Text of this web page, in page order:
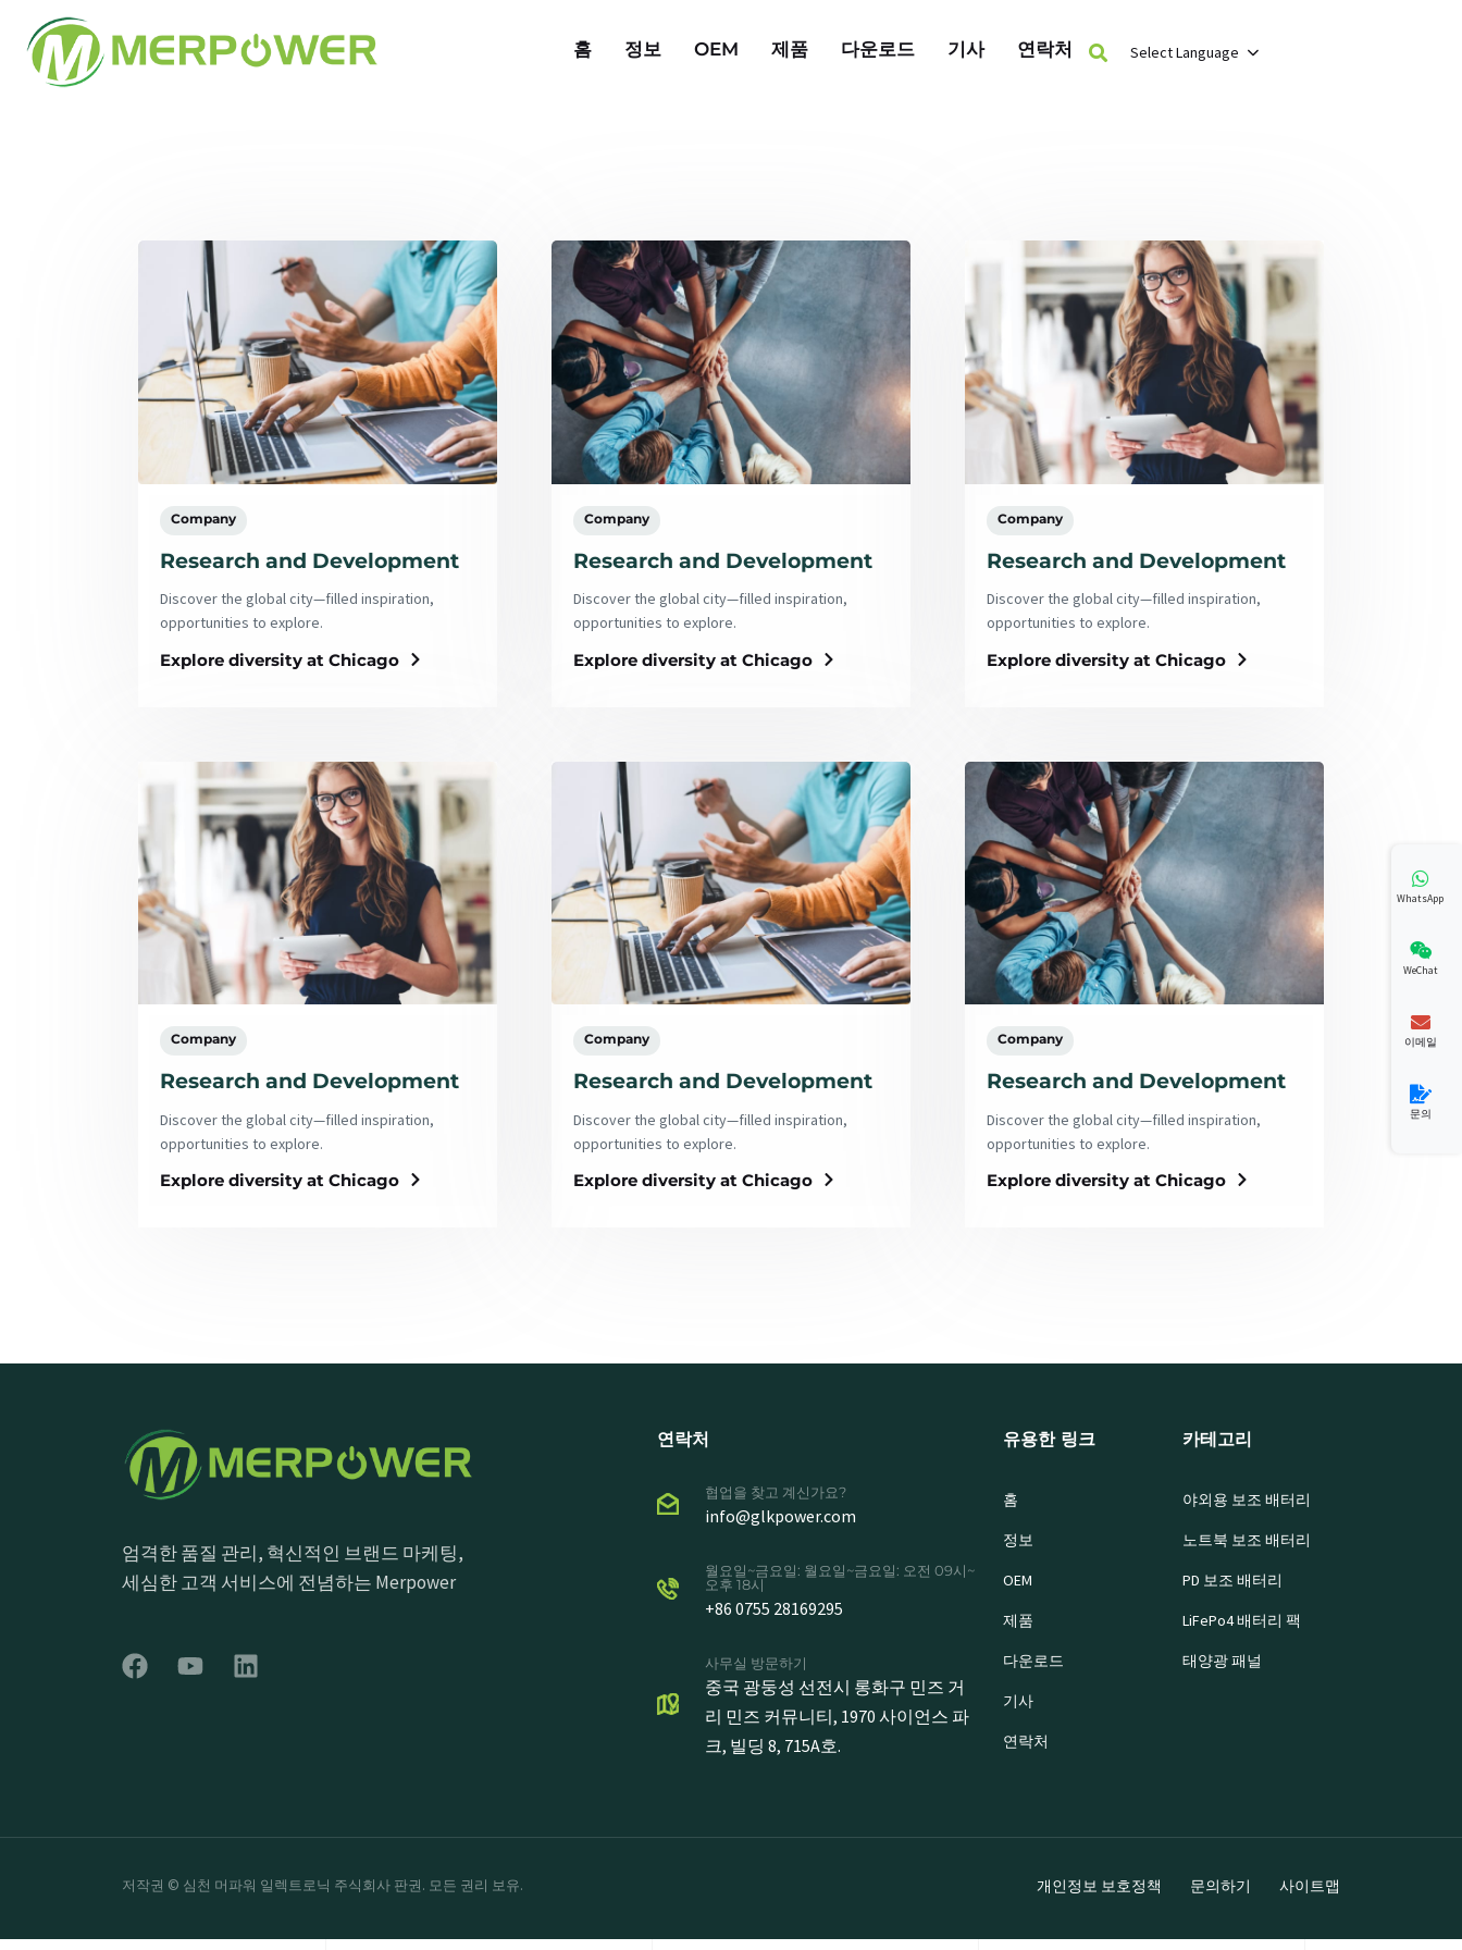
홈 정보 OEM 제품 다운로드 기사 연락처 Select Language
Company
Research and Development
Discover the global city—filled inspiration,
opportunities to explore.
Explore diversity at Chicago
Company
Research and Development
Discover the global city—filled inspiration,
opportunities to explore.
Explore diversity at Chicago
Company
Research and Development
Discover the global city—filled inspiration,
opportunities to explore.
Explore diversity at Chicago
Company
Research and Development
Discover the global city—filled inspiration,
opportunities to explore.
Explore diversity at Chicago
Company
Research and Development
Discover the global city—filled inspiration,
opportunities to explore.
Explore diversity at Chicago
Company
Research and Development
Discover the global city—filled inspiration,
opportunities to explore.
Explore diversity at Chicago
엄격한 품질 관리, 혁신적인 브랜드 마케팅,
세심한 고객 서비스에 전념하는 Merpower
연락처
협업을 찾고 계신가요?
info@glkpower.com
월요일~금요일: 월요일~금요일: 오전 09시~
오후 18시
+86 0755 28169295
사무실 방문하기
중국 광둥성 선전시 롱화구 민즈 거
리 민즈 커뮤니티, 1970 사이언스 파
크, 빌딩 8, 715A호.
유용한 링크
홈
정보
OEM
제품
다운로드
기사
연락처
카테고리
야외용 보조 배터리
노트북 보조 배터리
PD 보조 배터리
LiFePo4 배터리 팩
태양광 패널
저작권 © 심천 머파워 일렉트로닉 주식회사 판권. 모든 권리 보유. 개인정보 보호정책 문의하기 사이트맵
WhatsApp
WeChat
이메일
문의